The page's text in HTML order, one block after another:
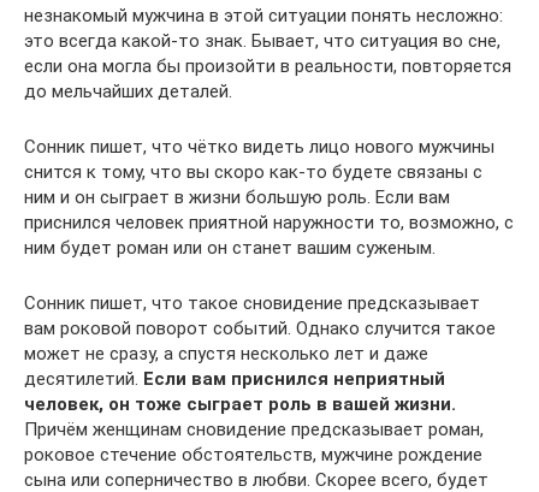
незнакомый мужчина в этой ситуации понять несложно:
это всегда какой-то знак. Бывает, что ситуация во сне,
если она могла бы произойти в реальности, повторяется
до мельчайших деталей.
Сонник пишет, что чётко видеть лицо нового мужчины
снится к тому, что вы скоро как-то будете связаны с
ним и он сыграет в жизни большую роль. Если вам
приснился человек приятной наружности то, возможно, с
ним будет роман или он станет вашим суженым.
Сонник пишет, что такое сновидение предсказывает
вам роковой поворот событий. Однако случится такое
может не сразу, а спустя несколько лет и даже
десятилетий. Если вам приснился неприятный
человек, он тоже сыграет роль в вашей жизни.
Причём женщинам сновидение предсказывает роман,
роковое стечение обстоятельств, мужчине рождение
сына или соперничество в любви. Скорее всего, будет